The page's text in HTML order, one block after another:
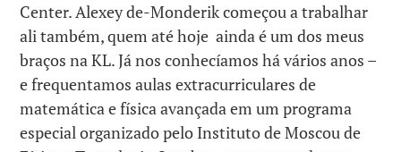
Center. Alexey de-Monderik começou a trabalhar
ali também, quem até hoje ainda é um dos meus
braços na KL. Já nos conhecíamos há vários anos –
e frequentamos aulas extracurriculares de
matemática e física avançada em um programa
especial organizado pelo Instituto de Moscou de